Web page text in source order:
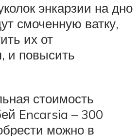
энкарзии на дно
смоченную ватку,
их от
и повысить
стоимость
Encarsia – 300
можно в